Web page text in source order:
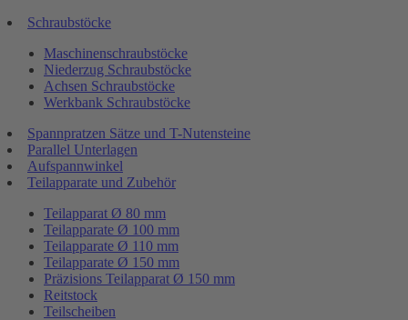
Schraubstöcke
Maschinenschraubstöcke
Niederzug Schraubstöcke
Achsen Schraubstöcke
Werkbank Schraubstöcke
Spannpratzen Sätze und T-Nutensteine
Parallel Unterlagen
Aufspannwinkel
Teilapparate und Zubehör
Teilapparat Ø 80 mm
Teilapparate Ø 100 mm
Teilapparate Ø 110 mm
Teilapparate Ø 150 mm
Präzisions Teilapparat Ø 150 mm
Reitstock
Teilscheiben